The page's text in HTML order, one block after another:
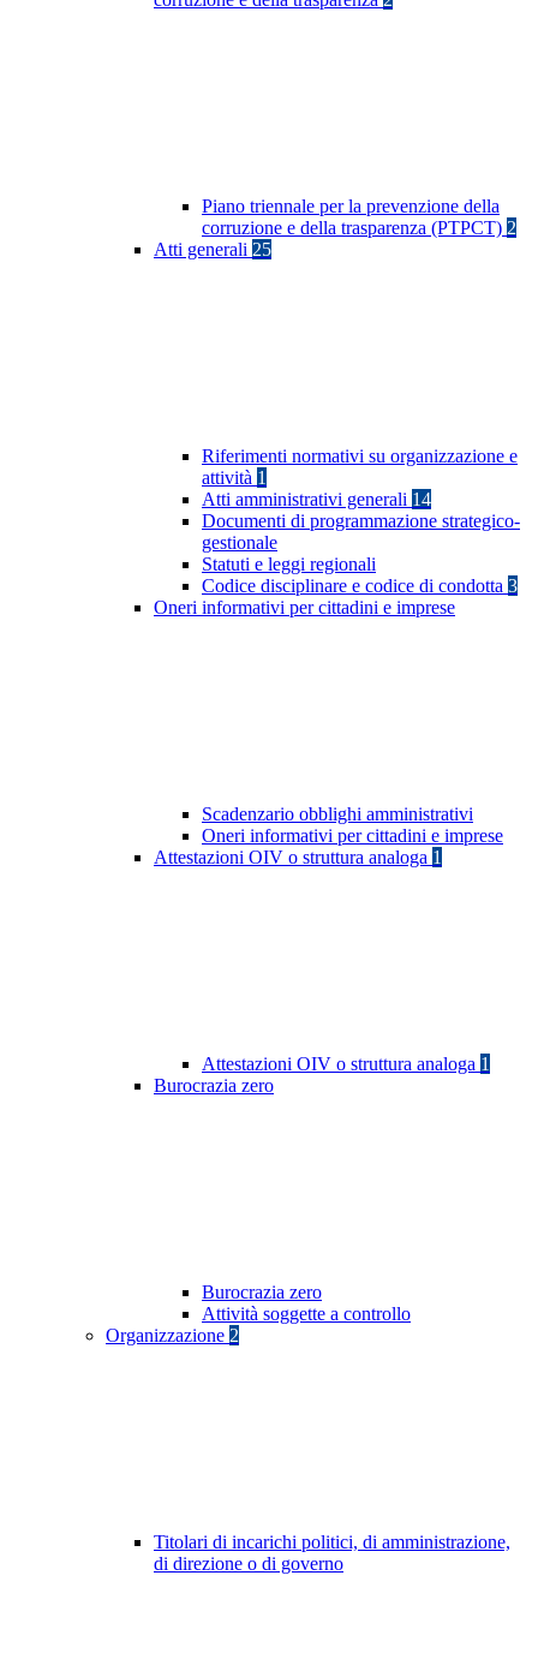
Piano triennale per la prevenzione della
corruzione e della trasparenza (PTPCT) 2
Atti generali 25
Riferimenti normativi su organizzazione e
attività 1
Atti amministrativi generali 14
Documenti di programmazione strategico-
gestionale
Statuti e leggi regionali
Codice disciplinare e codice di condotta 3
Oneri informativi per cittadini e imprese
Scadenzario obblighi amministrativi
Oneri informativi per cittadini e imprese
Attestazioni OIV o struttura analoga 1
Attestazioni OIV o struttura analoga 1
Burocrazia zero
Burocrazia zero
Attività soggette a controllo
Organizzazione 2
Titolari di incarichi politici, di amministrazione,
di direzione o di governo